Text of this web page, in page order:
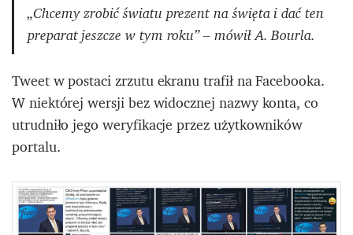
„Chcemy zrobić światu prezent na święta i dać ten
preparat jeszcze w tym roku” – mówił A. Bourla.
Tweet w postaci zrzutu ekranu trafił na Facebooka.
W niektórej wersji bez widocznej nazwy konta, co
utrudniło jego weryfikacje przez użytkowników
portalu.